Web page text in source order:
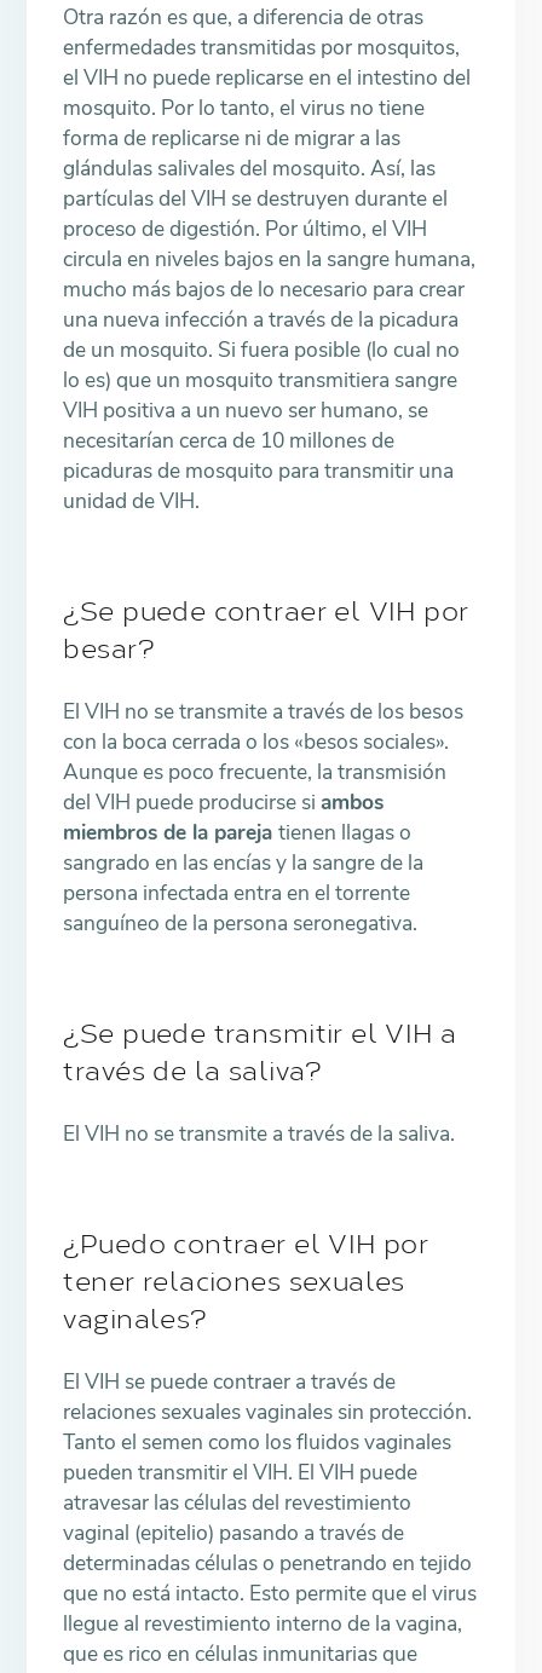
Otra razón es que, a diferencia de otras
enfermedades transmitidas por mosquitos,
el VIH no puede replicarse en el intestino del
mosquito. Por lo tanto, el virus no tiene
forma de replicarse ni de migrar a las
glándulas salivales del mosquito. Así, las
partículas del VIH se destruyen durante el
proceso de digestión. Por último, el VIH
circula en niveles bajos en la sangre humana,
mucho más bajos de lo necesario para crear
una nueva infección a través de la picadura
de un mosquito. Si fuera posible (lo cual no
lo es) que un mosquito transmitiera sangre
VIH positiva a un nuevo ser humano, se
necesitarían cerca de 10 millones de
picaduras de mosquito para transmitir una
unidad de VIH.
¿Se puede contraer el VIH por
besar?
El VIH no se transmite a través de los besos
con la boca cerrada o los «besos sociales».
Aunque es poco frecuente, la transmisión
del VIH puede producirse siambos
miembros de la parejatienen llagas o
sangrado en las encías y la sangre de la
persona infectada entra en el torrente
sanguíneo de la persona seronegativa.
¿Se puede transmitir el VIH a
través de la saliva?
El VIH no se transmite a través de la saliva.
¿Puedo contraer el VIH por
tener relaciones sexuales
vaginales?
El VIH se puede contraer a través de
relaciones sexuales vaginales sin protección.
Tanto el semen como los fluidos vaginales
pueden transmitir el VIH. El VIH puede
atravesar las células del revestimiento
vaginal (epitelio) pasando a través de
determinadas células o penetrando en tejido
que no está intacto. Esto permite que el virus
llegue al revestimiento interno de la vagina,
que es rico en células inmunitarias que